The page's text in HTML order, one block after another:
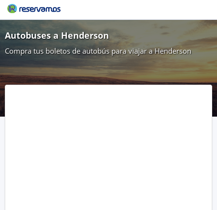
Autobuses a Henderson
Compra tus boletos de autobús para viajar a Henderson